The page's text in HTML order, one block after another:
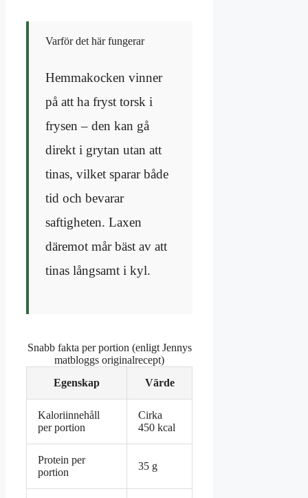
Varför det här fungerar
Hemmakocken vinner
på att ha fryst torsk i
frysen – den kan gå
direkt i grytan utan att
tinas, vilket sparar både
tid och bevarar
saftigheten. Laxen
däremot mår bäst av att
tinas långsamt i kyl.
Snabb fakta per portion (enligt Jennys
matbloggs originalrecept)
Egenskap
Värde
Kaloriinnehåll
per portion
Cirka
450 kcal
Protein per
portion
35 g